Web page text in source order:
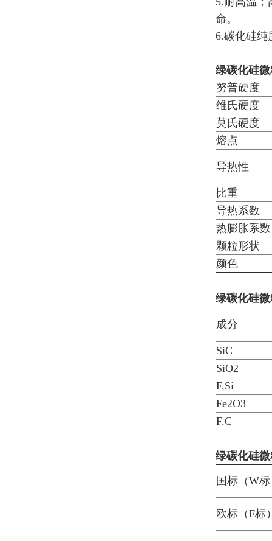
命。
6.碳化硅纯
绿碳化硅
努普硬度
维氏硬度
莫氏硬度
熔点
导热性
比重
导热系数
热膨胀系数
颗粒形状
颜色
绿碳化硅
成分
SiC
SiO2
F,Si
Fe2O3
F.C
绿碳化硅
国标（W
欧标（F标